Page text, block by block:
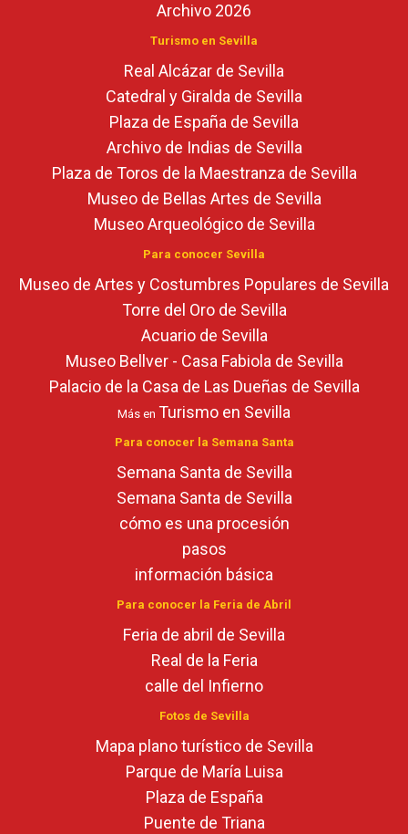
Archivo 2026
Turismo en Sevilla
Real Alcázar de Sevilla
Catedral y Giralda de Sevilla
Plaza de España de Sevilla
Archivo de Indias de Sevilla
Plaza de Toros de la Maestranza de Sevilla
Museo de Bellas Artes de Sevilla
Museo Arqueológico de Sevilla
Para conocer Sevilla
Museo de Artes y Costumbres Populares de Sevilla
Torre del Oro de Sevilla
Acuario de Sevilla
Museo Bellver - Casa Fabiola de Sevilla
Palacio de la Casa de Las Dueñas de Sevilla
Más en Turismo en Sevilla
Para conocer la Semana Santa
Semana Santa de Sevilla
Semana Santa de Sevilla
cómo es una procesión
pasos
información básica
Para conocer la Feria de Abril
Feria de abril de Sevilla
Real de la Feria
calle del Infierno
Fotos de Sevilla
Mapa plano turístico de Sevilla
Parque de María Luisa
Plaza de España
Puente de Triana